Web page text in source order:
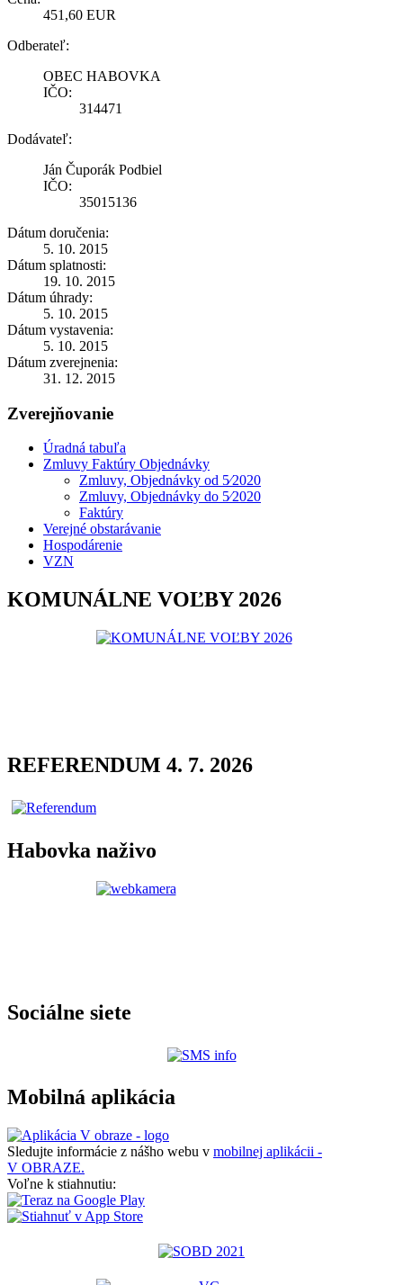
451,60 EUR
Odberateľ:
OBEC HABOVKA
IČO:
314471
Dodávateľ:
Ján Čuporák Podbiel
IČO:
35015136
Dátum doručenia:
5. 10. 2015
Dátum splatnosti:
19. 10. 2015
Dátum úhrady:
5. 10. 2015
Dátum vystavenia:
5. 10. 2015
Dátum zverejnenia:
31. 12. 2015
Zverejňovanie
Úradná tabuľa
Zmluvy Faktúry Objednávky
Zmluvy, Objednávky od 5⁄2020
Zmluvy, Objednávky do 5⁄2020
Faktúry
Verejné obstarávanie
Hospodárenie
VZN
KOMUNÁLNE VOĽBY 2026
REFERENDUM 4. 7. 2026
Habovka naživo
Sociálne siete
Mobilná aplikácia
Sledujte informácie z nášho webu v mobilnej aplikácii -
V OBRAZE.
Voľne k stiahnutiu: